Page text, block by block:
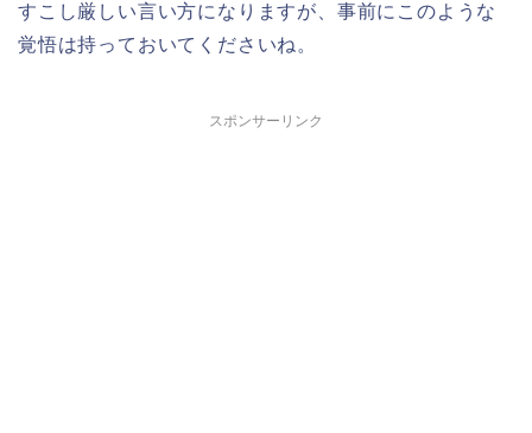
すこし厳しい言い方になりますが、事前にこのような
覚悟は持っておいてくださいね。
スポンサーリンク